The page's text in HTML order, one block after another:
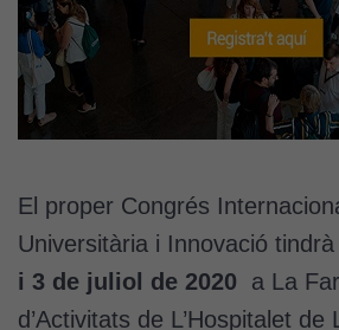
El proper Congrés
Universitària i Innovació
i 3 de juliol de 2020 a La
d’Activitats de L’Hospitalet de